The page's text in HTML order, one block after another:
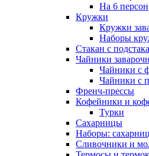
На 6 персон
Кружки
Кружки
Наборы
Стакан с
Чайники
Чайники с
Чайники с
Френч-прессы
Кофейники и
Турки
Сахарницы
Наборы:
Сливочники и